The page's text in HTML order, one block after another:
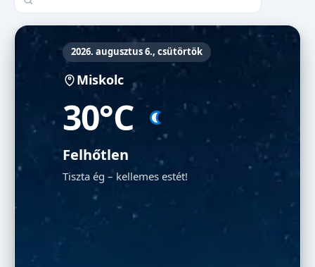
2026. augusztus 6., csütörtök
Miskolc
30°C
Felhőtlen
Tiszta ég – kellemes estét!